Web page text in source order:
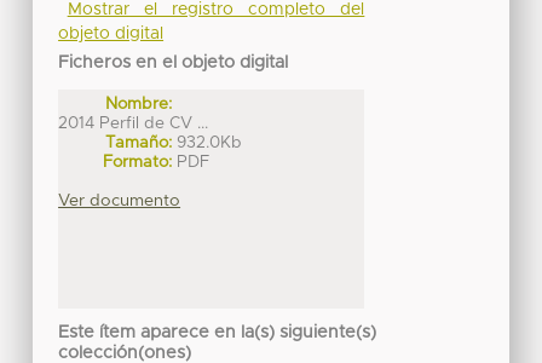
Mostrar el registro completo del
objeto digital
Ficheros en el objeto digital
Nombre:
2014 Perfil de CV ...
Tamaño: 932.0Kb
Formato: PDF
Ver documento
Este ítem aparece en la(s) siguiente(s)
colección(ones)